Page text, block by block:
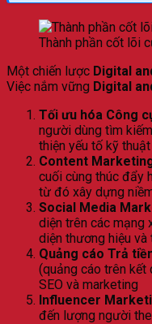
Thành phần cốt lõi
Một chiến lược Digital
Việc nắm vững Digital
Tối ưu hóa Công
người dùng tìm
thiện yếu tố kỹ
Content
cuối cùng thúc đẩy
từ đó xây dựng
Social Media
diện trên các mạng
diện thương hiệu
Quảng cáo Trả
(quảng cáo trên kết
SEO và marketing
Influencer
đến lượng người